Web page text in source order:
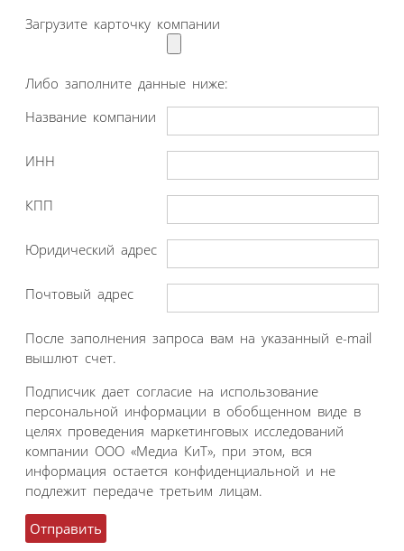
Загрузите карточку компании
Либо заполните данные ниже:
Название компании
ИНН
КПП
Юридический адрес
Почтовый адрес
После заполнения запроса вам на указанный e-mail
вышлют счет.
Подписчик дает согласие на использование
персональной информации в обобщенном виде в
целях проведения маркетинговых исследований
компании ООО «Медиа КиТ», при этом, вся
информация остается конфиденциальной и не
подлежит передаче третьим лицам.